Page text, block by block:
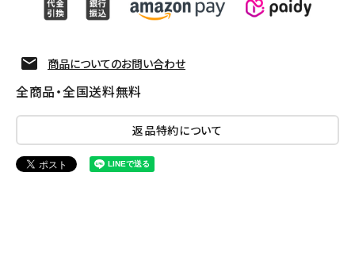
商品についてのお問い合わせ
全商品・全国送料無料
返品特約について